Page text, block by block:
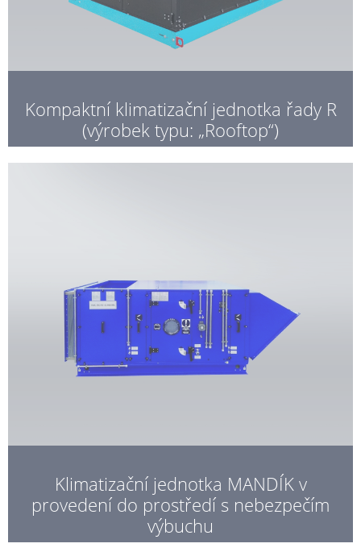
Kompaktní klimatizační jednotka řady R
(výrobek typu: „Rooftop“)
Klimatizační jednotka MANDÍK v
provedení do prostředí s nebezpečím
výbuchu